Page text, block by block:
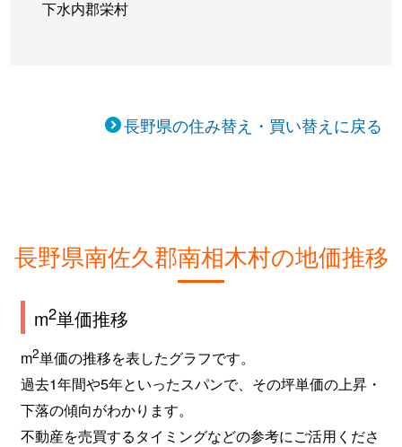
下水内郡栄村
長野県の住み替え・買い替えに戻る
長野県南佐久郡南相木村の地価推移
m2単価推移
m2単価の推移を表したグラフです。
過去1年間や5年といったスパンで、その坪単価の上昇・
下落の傾向がわかります。
不動産を売買するタイミングなどの参考にご活用くださ